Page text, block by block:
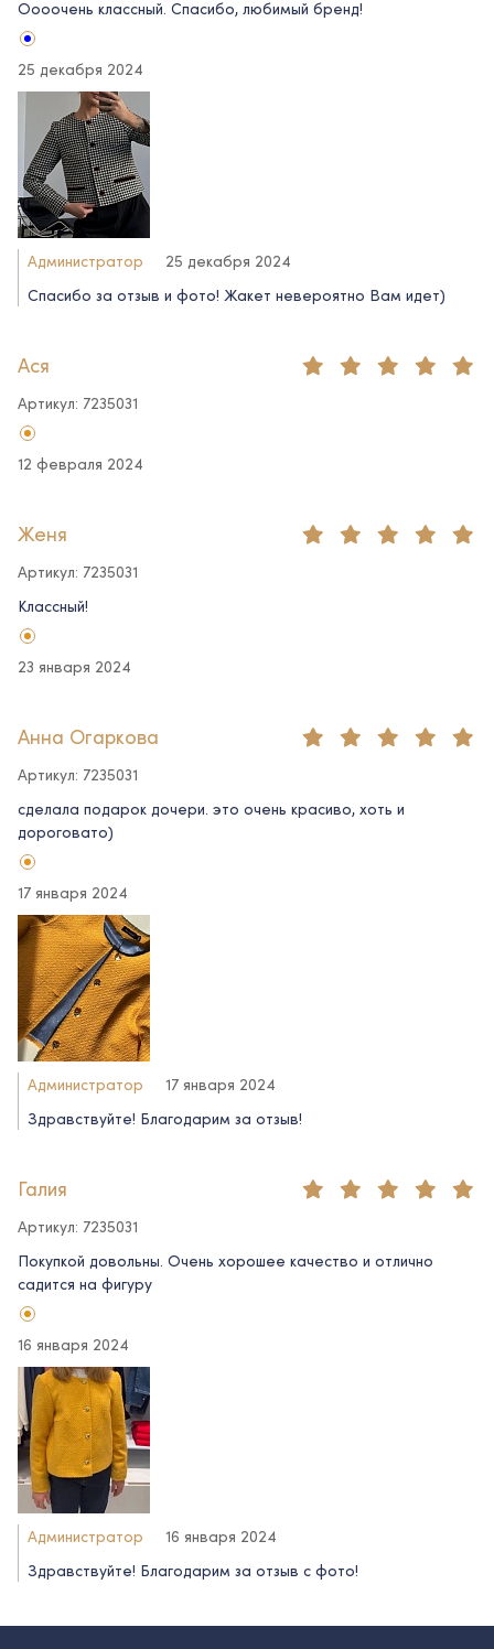
Оооочень классный. Спасибо, любимый бренд!
25 декабря 2024
Администратор
25 декабря 2024
Спасибо за отзыв и фото! Жакет невероятно Вам идет)
Ася
Артикул: 7235031
12 февраля 2024
Женя
Артикул: 7235031
Классный!
23 января 2024
Анна Огаркова
Артикул: 7235031
сделала подарок дочери. это очень красиво, хоть и
дороговато)
17 января 2024
Администратор
17 января 2024
Здравствуйте! Благодарим за отзыв!
Галия
Артикул: 7235031
Покупкой довольны. Очень хорошее качество и отлично
садится на фигуру
16 января 2024
Администратор
16 января 2024
Здравствуйте! Благодарим за отзыв с фото!